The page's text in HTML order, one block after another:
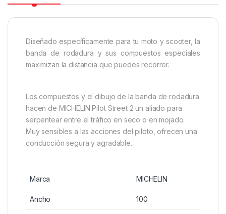
Diseñado específicamente para tu moto y scooter, la
banda de rodadura y sus compuestos especiales
maximizan la distancia que puedes recorrer.
Los compuestos y el dibujo de la banda de rodadura
hacen de MICHELIN Pilot Street 2 un aliado para
serpentear entre el tráfico en seco o en mojado.
Muy sensibles a las acciones del piloto, ofrecen una
conducción segura y agradable.
Marca MICHELIN
Ancho 100